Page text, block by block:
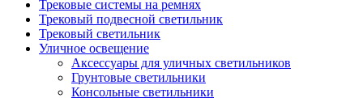
Трековые системы на ремнях
Трековый подвесной светильник
Трековый светильник
Уличное освещение
Аксессуары для уличных светильников
Грунтовые светильники
Консольные светильники